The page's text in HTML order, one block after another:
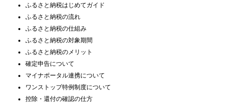
ふるさと納税はじめてガイド
ふるさと納税の流れ
ふるさと納税の仕組み
ふるさと納税の対象期間
ふるさと納税のメリット
確定申告について
マイナポータル連携について
ワンストップ特例制度について
控除・還付の確認の仕方